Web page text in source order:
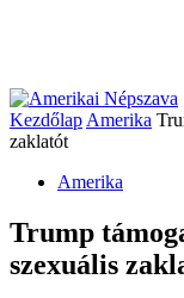
Kezdőlap Amerika
zaklatót
Amerika
Trump
szexuális